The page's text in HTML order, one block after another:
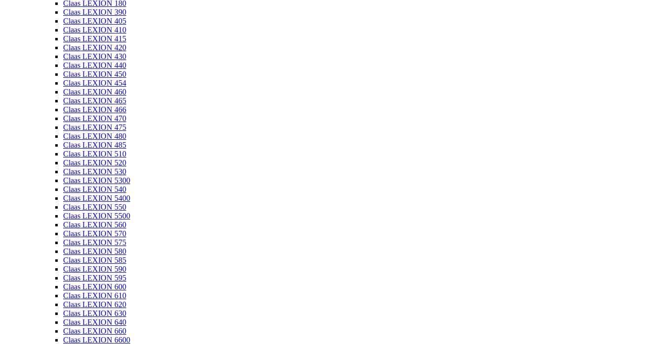
Claas LEXION 180
Claas LEXION 390
Claas LEXION 405
Claas LEXION 410
Claas LEXION 415
Claas LEXION 420
Claas LEXION 430
Claas LEXION 440
Claas LEXION 450
Claas LEXION 454
Claas LEXION 460
Claas LEXION 465
Claas LEXION 466
Claas LEXION 470
Claas LEXION 475
Claas LEXION 480
Claas LEXION 485
Claas LEXION 510
Claas LEXION 520
Claas LEXION 530
Claas LEXION 5300
Claas LEXION 540
Claas LEXION 5400
Claas LEXION 550
Claas LEXION 5500
Claas LEXION 560
Claas LEXION 570
Claas LEXION 575
Claas LEXION 580
Claas LEXION 585
Claas LEXION 590
Claas LEXION 595
Claas LEXION 600
Claas LEXION 610
Claas LEXION 620
Claas LEXION 630
Claas LEXION 640
Claas LEXION 660
Claas LEXION 6600